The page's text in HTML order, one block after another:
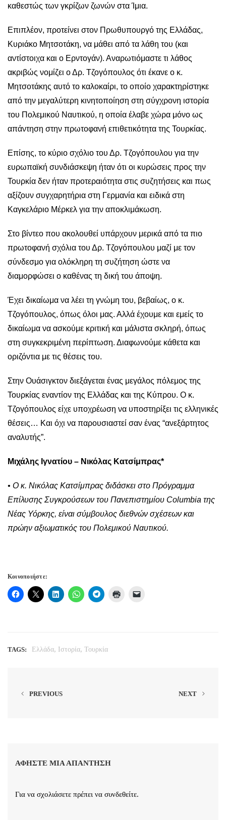
καθεστώς των γκρίζων ζωνών στα Ίμια.
Επιπλέον, προτείνει στον Πρωθυπουργό της Ελλάδας,
Κυριάκο Μητσοτάκη, να μάθει από τα λάθη του (και
αντίστοιχα και ο Ερντογάν). Αναρωτιόμαστε τι λάθος
ακριβώς νομίζει ο Δρ. Τζογόπουλος ότι έκανε ο κ.
Μητσοτάκης αυτό το καλοκαίρι, το οποίο χαρακτηρίστηκε
από την μεγαλύτερη κινητοποίηση στη σύγχρονη ιστορία
του Πολεμικού Ναυτικού, η οποία έλαβε χώρα μόνο ως
απάντηση στην πρωτοφανή επιθετικότητα της Τουρκίας.
Επίσης, το κύριο σχόλιο του Δρ. Τζογόπουλου για την
ευρωπαϊκή συνδιάσκεψη ήταν ότι οι κυρώσεις προς την
Τουρκία δεν ήταν προτεραιότητα στις συζητήσεις και πως
αξίζουν συγχαρητήρια στη Γερμανία και ειδικά στη
Καγκελάριο Μέρκελ για την αποκλιμάκωση.
Στο βίντεο που ακολουθεί υπάρχουν μερικά από τα πιο
πρωτοφανή σχόλια του Δρ. Τζογόπουλου μαζί με τον
σύνδεσμο για ολόκληρη τη συζήτηση ώστε να
διαμορφώσει ο καθένας τη δική του άποψη.
Έχει δικαίωμα να λέει τη γνώμη του, βεβαίως, ο κ.
Τζογόπουλος, όπως όλοι μας. Αλλά έχουμε και εμείς το
δικαίωμα να ασκούμε κριτική και μάλιστα σκληρή, όπως
στη συγκεκριμένη περίπτωση. Διαφωνούμε κάθετα και
οριζόντια με τις θέσεις του.
Στην Ουάσιγκτον διεξάγεται ένας μεγάλος πόλεμος της
Τουρκίας εναντίον της Ελλάδας και της Κύπρου. Ο κ.
Τζογόπουλος είχε υποχρέωση να υποστηρίξει τις ελληνικές
θέσεις… Και όχι να παρουσιαστεί σαν ένας “ανεξάρτητος
αναλυτής”.
Μιχάλης Ιγνατίου – Νικόλας Κατσίμπρας*
• Ο κ. Νικόλας Κατσίμπρας διδάσκει στο Πρόγραμμα
Επίλυσης Συγκρούσεων του Πανεπιστημίου Columbia της
Νέας Υόρκης, είναι σύμβουλος διεθνών σχέσεων και
πρώην αξιωματικός του Πολεμικού Ναυτικού.
Κοινοποιήστε:
TAGS: Ελλάδα, Ιστορία, Τουρκία
PREVIOUS NEXT
ΑΦΉΣΤΕ ΜΙΑ ΑΠΆΝΤΗΣΗ
Για να σχολιάσετε πρέπει να συνδεθείτε.